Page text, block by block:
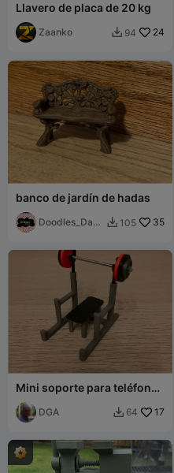
Llavero de placa de 20 kg
Zaanko  94 24
banco de jardín de hadas
Doodles_Day
 105 35
Mini soporte para teléfono
y tarjetero de press de
bancaDGA  64 17